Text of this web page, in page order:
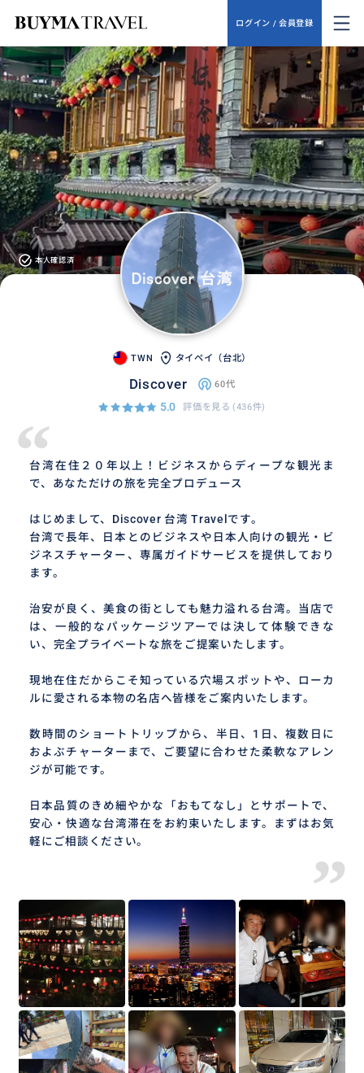
ログイン / 会員登録
本人確認済
TWN タイペイ（台北）
Discover 60代
5.0 評価を見る (436件)
“
台湾在住２０年以上！ビジネスからディープな観光ま
で、あなただけの旅を完全プロデュース
はじめまして、Discover 台湾 Travelです。
台湾で長年、日本とのビジネスや日本人向けの観光・ビ
ジネスチャーター、専属ガイドサービスを提供しており
ます。
治安が良く、美食の街としても魅力溢れる台湾。当店で
は、一般的なパッケージツアーでは決して体験できな
い、完全プライベートな旅をご提案いたします。
現地在住だからこそ知っている穴場スポットや、ローカ
ルに愛される本物の名店へ皆様をご案内いたします。
数時間のショートトリップから、半日、1日、複数日に
およぶチャーターまで、ご要望に合わせた柔軟なアレン
ジが可能です。
日本品質のきめ細やかな「おもてなし」とサポートで、
安心・快適な台湾滞在をお約束いたします。まずはお気
軽にご相談ください。
”